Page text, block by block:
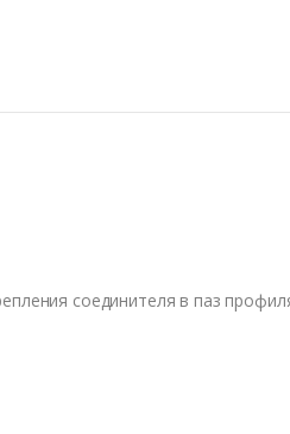
соединителя в паз